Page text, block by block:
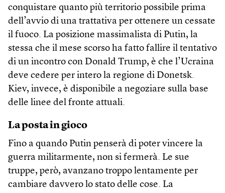
conquistare quanto più territorio possibile prima
dell’avvio di una trattativa per ottenere un cessate
il fuoco. La posizione massimalista di Putin, la
stessa che il mese scorso ha fatto fallire il tentativo
di un incontro con Donald Trump, è che l’Ucraina
deve cedere per intero la regione di Donetsk.
Kiev, invece, è disponibile a negoziare sulla base
delle linee del fronte attuali.
La posta in gioco
Fino a quando Putin penserà di poter vincere la
guerra militarmente, non si fermerà. Le sue
truppe, però, avanzano troppo lentamente per
cambiare davvero lo stato delle cose. La